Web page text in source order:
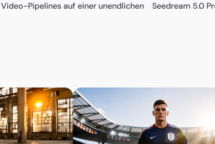
Pipelines auf einer unendlichen
Seedream 5.0